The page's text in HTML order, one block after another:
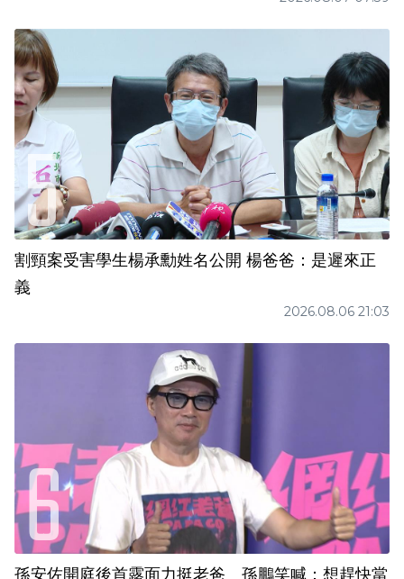
割頸案受害學生楊承勳姓名公開 楊爸爸：是遲來正
義
2026.08.06 21:03
孫安佐開庭後首露面力挺老爸 孫鵬笑喊：想趕快當